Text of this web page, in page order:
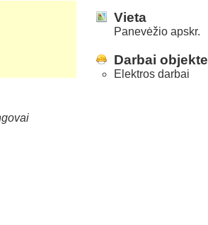
Vieta
Panevėžio apskr.
Darbai objekte
Elektros darbai